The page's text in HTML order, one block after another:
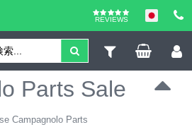
REVIEWS
Parts Sale
Campagnolo Parts